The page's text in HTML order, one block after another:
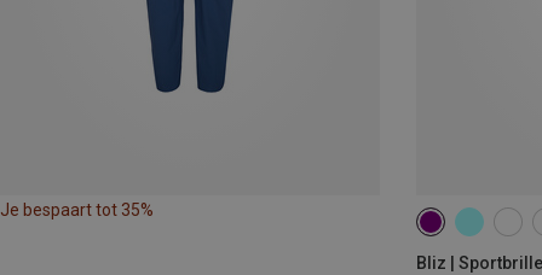
Je bespaart tot 35%
Bliz |